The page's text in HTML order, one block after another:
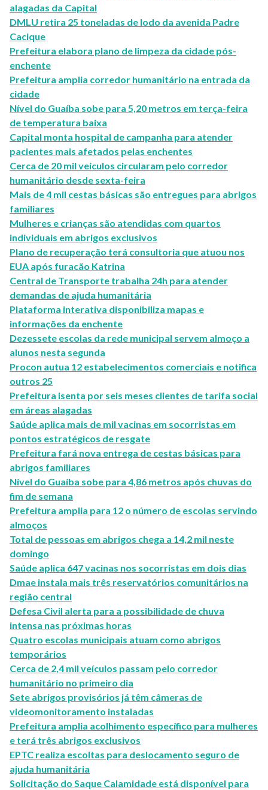
alagadas da Capital
DMLU retira 25 toneladas de lodo da avenida Padre
Cacique
Prefeitura elabora plano de limpeza da cidade pós-
enchente
Prefeitura amplia corredor humanitário na entrada da
cidade
Nível do Guaíba sobe para 5,20 metros em terça-feira
de temperatura baixa
Capital monta hospital de campanha para atender
pacientes mais afetados pelas enchentes
Cerca de 20 mil veículos circularam pelo corredor
humanitário desde sexta-feira
Mais de 4 mil cestas básicas são entregues para abrigos
familiares
Mulheres e crianças são atendidas com quartos
individuais em abrigos exclusivos
Plano de recuperação terá consultoria que atuou nos
EUA após furacão Katrina
Central de Transporte trabalha 24h para atender
demandas de ajuda humanitária
Plataforma interativa disponibiliza mapas e
informações da enchente
Dezessete escolas da rede municipal servem almoço a
alunos nesta segunda
Procon autua 12 estabelecimentos comerciais e notifica
outros 25
Prefeitura isenta por seis meses clientes de tarifa social
em áreas alagadas
Saúde aplica mais de mil vacinas em socorristas em
pontos estratégicos de resgate
Prefeitura fará nova entrega de cestas básicas para
abrigos familiares
Nível do Guaíba sobe para 4,86 metros após chuvas do
fim de semana
Prefeitura amplia para 12 o número de escolas servindo
almoços
Total de pessoas em abrigos chega a 14,2 mil neste
domingo
Saúde aplica 647 vacinas nos socorristas em dois dias
Dmae instala mais três reservatórios comunitários na
região central
Defesa Civil alerta para a possibilidade de chuva
intensa nas próximas horas
Quatro escolas municipais atuam como abrigos
temporários
Cerca de 2,4 mil veículos passam pelo corredor
humanitário no primeiro dia
Sete abrigos provisórios já têm câmeras de
videomonitoramento instaladas
Prefeitura amplia acolhimento específico para mulheres
e terá três abrigos exclusivos
EPTC realiza escoltas para deslocamento seguro de
ajuda humanitária
Solicitação do Saque Calamidade está disponível para